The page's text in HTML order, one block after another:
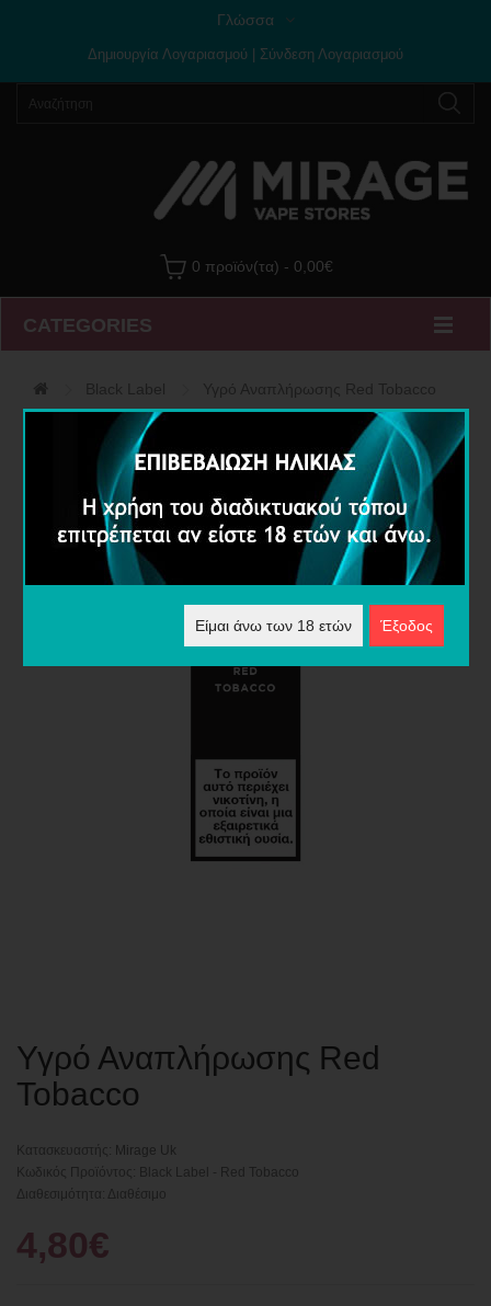
Γλώσσα
Δημιουργία Λογαριασμού Σύνδεση Λογαριασμού
0 προϊόν(τα) - 0,00€
CATEGORIES
Black Label Υγρό Αναπλήρωσης Red Tobacco
Υγρό Αναπλήρωσης Red
Tobacco
Κατασκευαστής:
Mirage Uk
Κωδικός Προϊόντος: Black Label - Red Tobacco
Διαθεσιμότητα: Διαθέσιμο
4,80€
Είμαι άνω των 18 ετών Έξοδος